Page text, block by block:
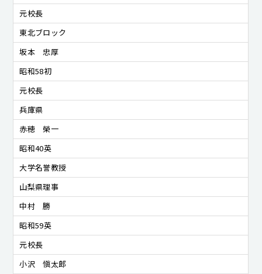
元校長
東北ブロック
坂本 忠厚
昭和58初
元校長
兵庫県
赤穂 榮一
昭和40英
大学名誉教授
山梨県理事
中村 勝
昭和59英
元校長
小沢 愼太郎